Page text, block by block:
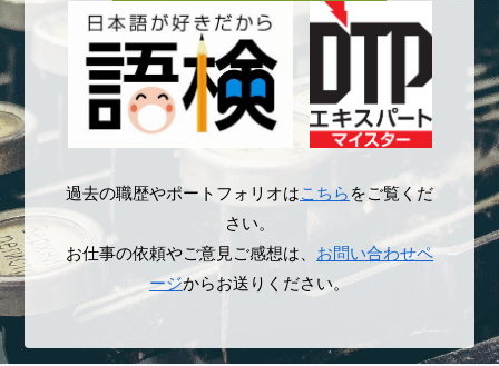
過去の職歴やポートフォリオはこちら をご覧くだ
さい。
お仕事の依頼やご意見ご感想は、 お問い合わせペ
ージからお送りください。